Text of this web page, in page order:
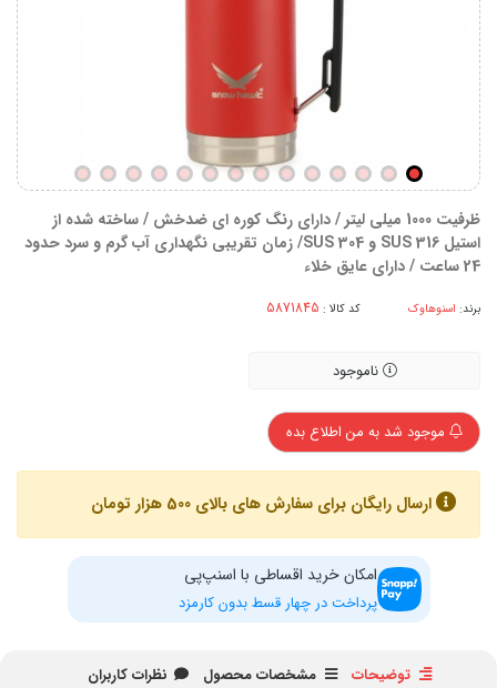
ظرفیت 1000 میلی لیتر / دارای رنگ کوره ای ضدخش / ساخته شده از
استیل SUS 316 و SUS 304/ زمان تقریبی نگهداری آب گرم و سرد حدود
24 ساعت / دارای عایق خلاء
برند: اسنوهاوک کد کالا :
ناموجود
موجود شد به من اطلاع بده
ارسال رایگان برای سفارش های بالای 500 هزار تومان
امکان خرید اقساطی با اسنپ‌پی
پرداخت در چهار قسط بدون کارمزد
توضیحات مشخصات محصول نظرات کاربران